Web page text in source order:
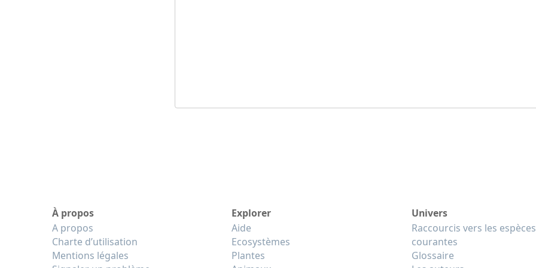
À propos
A propos
Charte d’utilisation
Mentions légales
Explorer
Aide
Ecosystèmes
Plantes
Univers
Raccourcis vers les espèces
courantes
Glossaire